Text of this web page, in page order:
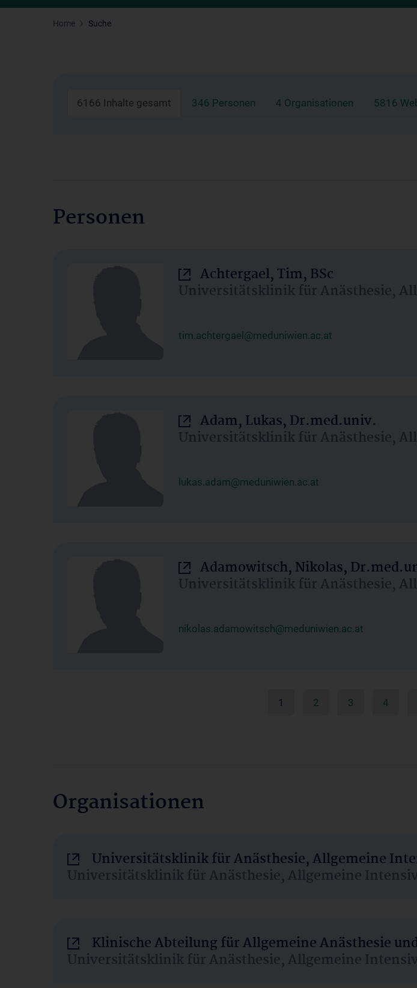
Home Suche
6166 Inhalte gesamt 346 Personen 4 Organisationen 5816
Personen
Achtergael, Tim, BSc
Universitätsklinik für Anästhesie,
tim.achtergael@meduniwien.ac.at
Adam, Lukas, Dr.med.univ.
Universitätsklinik für Anästhesie,
lukas.adam@meduniwien.ac.at
Adamowitsch, Nikolas,
Universitätsklinik für Anästhesie,
nikolas.adamowitsch@meduniwien.ac.at
1 2 3 4
Organisationen
Universitätsklinik für Anästhesie, Allgemeine
Universitätsklinik für Anästhesie, Allgemeine
Klinische Abteilung für Allgemeine Anästhesie
Universitätsklinik für Anästhesie, Allgemeine